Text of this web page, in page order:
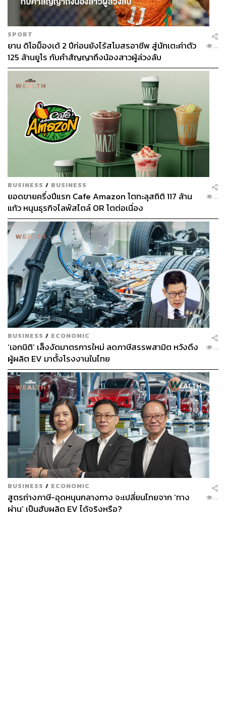
SPORT
ยาน ดิโอม็องเด้ 2 ปีก่อนยังไร้สโมสรอาชีพ สู่นักเตะค่าตัว
125 ล้านยูโร กับคำสัญญาถึงน้องสาวผู้ล่วงลับ
...
BUSINESS / BUSINESS
ยอดขายครึ่งปีแรก Cafe Amazon โตทะลุสถิติ 117 ล้าน
แก้ว หนุนธุรกิจไลฟ์สไตล์ OR โตต่อเนื่อง
...
BUSINESS / ECONOMIC
‘เอกนิติ’ เล็งงัดมาตรการใหม่ ลดภาษีสรรพสามิต หวังดึง
ผู้ผลิต EV มาตั้งโรงงานในไทย
...
BUSINESS / ECONOMIC
สูตรถ่างภาษี-อุดหนุนกลางทาง จะเปลี่ยนไทยจาก ‘ทาง
ผ่าน’ เป็นฮับผลิต EV ได้จริงหรือ?
...